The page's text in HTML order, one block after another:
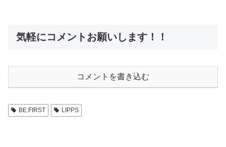
気軽にコメントお願いします！！
コメントを書き込む
BE:FIRST LIPPS